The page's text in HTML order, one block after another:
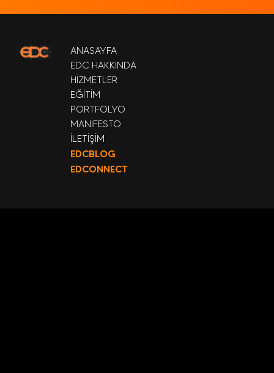
ANASAYFA
EDC HAKKINDA
HİZMETLER
EĞİTİM
PORTFOLYO
MANİFESTO
İLETİŞİM
EDCBLOG
EDCONNECT